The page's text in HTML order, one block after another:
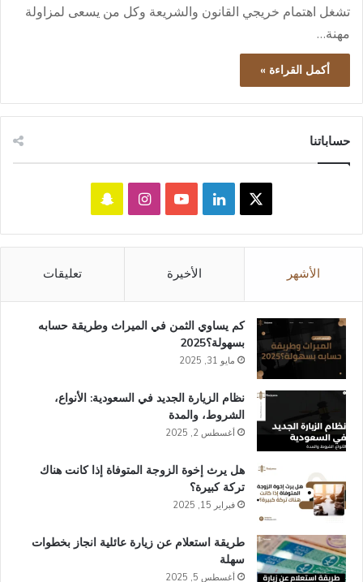
تشغل اهتمام خريجي القانون والشريعة وكل من يسعى لمزاولة
مهنة…
أكمل القراءة »
حساباتنا
لينكدإن‫YouTubeانستقرامسناب
تشات
الأشهر الأخيرة تعليقات
كم يساوي الثمن في الميراث​ وطريقة حسابه
بسهولة؟2025
مايو 31, 2025
نظام الزيارة الجديد في السعودية: الأنواع،
الشروط، والمدة
أغسطس 2, 2025
هل يرث إخوة الزوجة المتوفاة إذا كانت هناك
تركة كبيرة؟
فبراير 15, 2025
طريقة استعلام عن زيارة عائلية انجاز​ بخطوات
سهلة
أغسطس 5, 2025